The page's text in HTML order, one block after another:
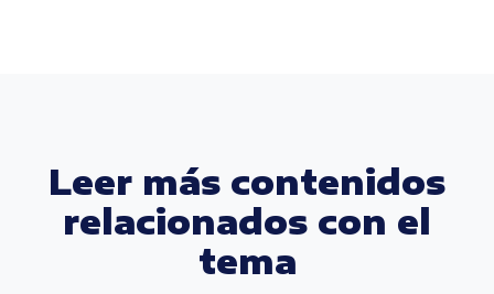
Leer más contenidos
relacionados con el
tema